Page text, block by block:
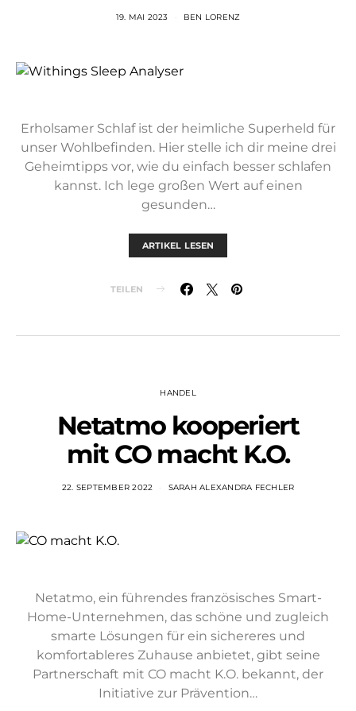
19. MAI 2023 BEN LORENZ
Erholsamer Schlaf ist der heimliche Superheld für
unser Wohlbefinden. Hier stelle ich dir meine drei
Geheimtipps vor, wie du einfach besser schlafen
kannst. Ich lege großen Wert auf einen
gesunden…
ARTIKEL LESEN
TEILEN
HANDEL
Netatmo kooperiert
mit CO macht K.O.
22. SEPTEMBER 2022 SARAH ALEXANDRA FECHLER
Netatmo, ein führendes französisches Smart-
Home-Unternehmen, das schöne und zugleich
smarte Lösungen für ein sichereres und
komfortableres Zuhause anbietet, gibt seine
Partnerschaft mit CO macht K.O. bekannt, der
Initiative zur Prävention…